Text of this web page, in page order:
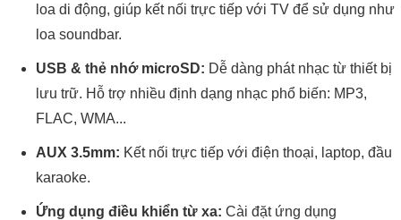
loa di động, giúp kết nối trực tiếp với TV để sử dụng như
loa soundbar.
USB & thẻ nhớ microSD: Dễ dàng phát nhạc từ thiết bị
lưu trữ. Hỗ trợ nhiều định dạng nhạc phổ biến: MP3,
FLAC, WMA...
AUX 3.5mm: Kết nối trực tiếp với điện thoại, laptop, đầu
karaoke.
Ứng dụng điều khiển từ xa: Cài đặt ứng dụng